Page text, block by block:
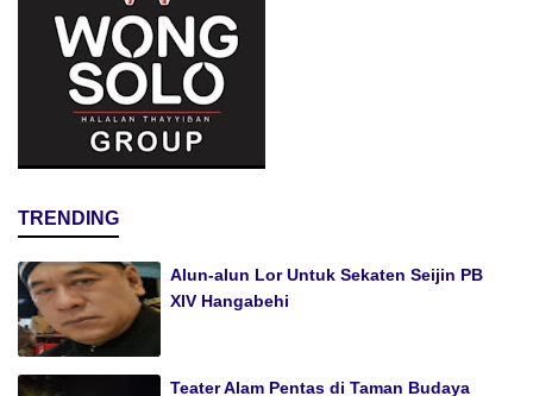
TRENDING
Alun-alun Lor Untuk Sekaten Seijin PB
XIV Hangabehi
Teater Alam Pentas di Taman Budaya